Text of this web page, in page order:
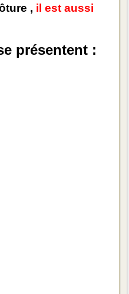
, il est aussi
présentent :